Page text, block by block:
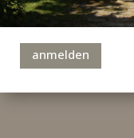
anmelden